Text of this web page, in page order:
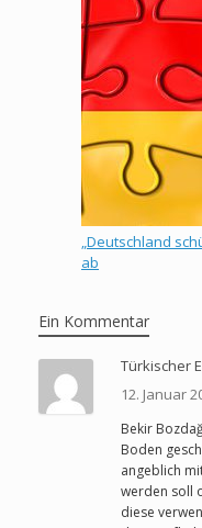
„Deutschland
ab
Ein Kommentar
Türkischer
12. Januar
Bekir
Boden
angeblich
werden soll
diese